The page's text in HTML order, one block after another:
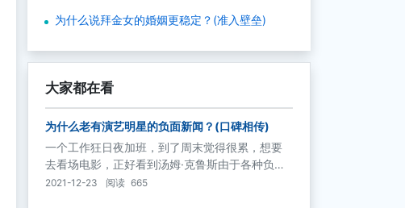
为什么说拜金女的婚姻更稳定？(准入壁垒)
大家都在看
为什么老有演艺明星的负面新闻？(口碑相传)
一个工作狂日夜加班，到了周末觉得很累，想要
去看场电影，正好看到汤姆·克鲁斯由于各种负面
消息被解雇了，才知道原来他演的《不可能的任
2021-12-23 阅读 665